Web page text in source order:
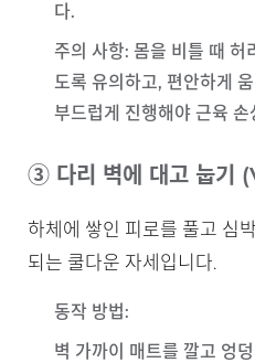
다.
주의 사항: 몸을 비틀 때 허
도록 유의하고, 편안하게
부드럽게 진행해야 근육
③ 다리 벽에 대고 눕
하체에 쌓인 피로를 풀고 심
되는 쿨다운 자세입니다.
동작 방법:
벽 가까이 매트를 깔고 엉